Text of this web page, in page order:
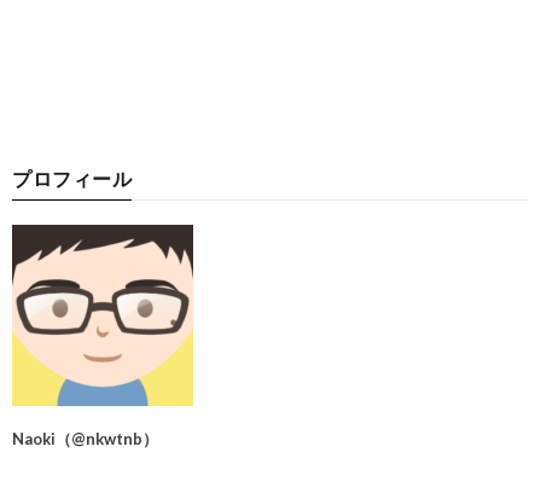
プロフィール
Naoki （@nkwtnb）